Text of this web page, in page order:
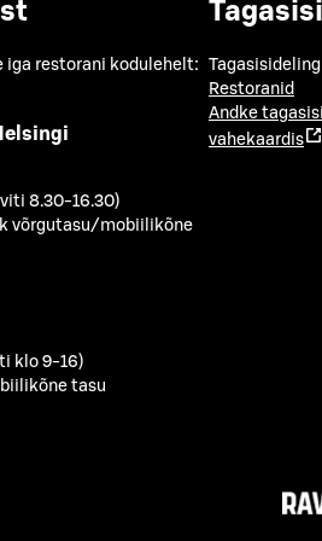
iga restorani kodulehelt:
8.30-16.30)
võrgutasu/mobiilikõne
klo 9-16)
tasu
Restoranid
Andke
vahekaardis